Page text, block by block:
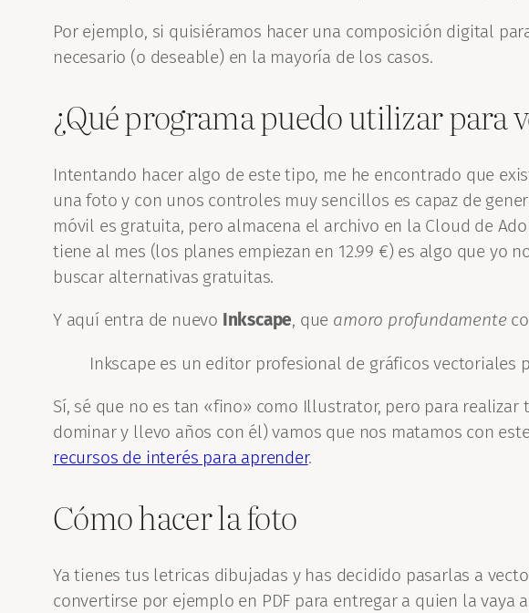
Por ejemplo, si quisiéramos hacer una composición digital
necesario (o deseable) en la mayoría de los casos.
¿Qué programa puedo utilizar para
Intentando hacer algo de este tipo, me he encontrado que
una foto y con unos controles muy sencillos es capaz de
móvil es gratuita, pero almacena el archivo en la Cloud de
tiene al mes (los planes empiezan en 12.99 €) es algo que yo
buscar alternativas gratuitas.
Y aquí entra de nuevo Inkscape, que amoro profundamente
Inkscape es un editor profesional de gráficos vectoriales
Sí, sé que no es tan «fino» como Illustrator, pero para
dominar y llevo años con él) vamos que nos matamos con
recursos de interés para aprender.
Cómo hacer la foto
Ya tienes tus letricas dibujadas y has decidido pasarlas a
convertirse por ejemplo en PDF para entregar a quien la vaya